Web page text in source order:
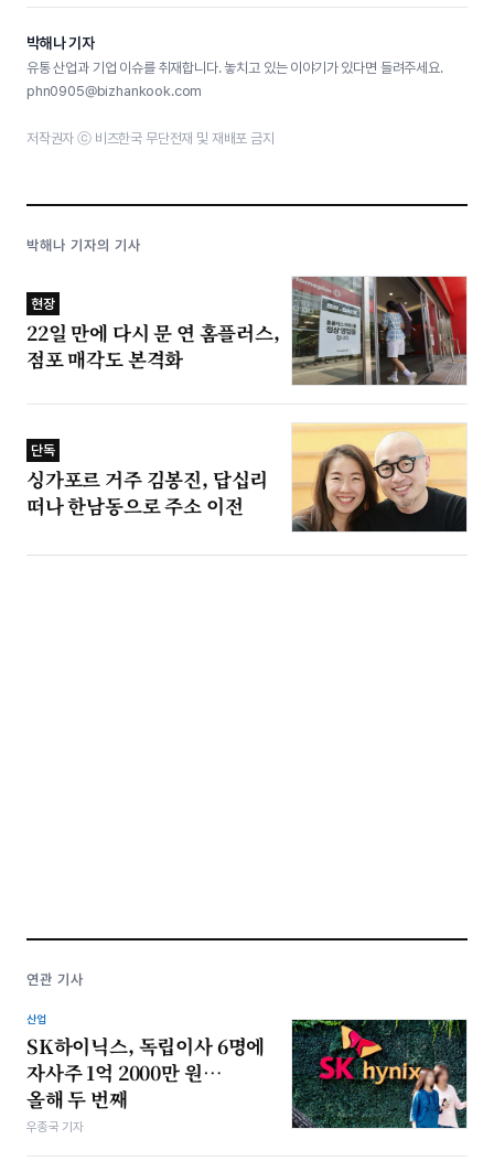
박해나 기자
유통 산업과 기업 이슈를 취재합니다. 놓치고 있는 이야기가 있다면 들려주세요.
phn0905@bizhankook.com
저작권자 ⓒ 비즈한국 무단전재 및 재배포 금지
박해나 기자의 기사
현장
22일 만에 다시 문 연 홈플러스,
점포 매각도 본격화
단독
싱가포르 거주 김봉진, 답십리
떠나 한남동으로 주소 이전
연관 기사
산업
SK하이닉스, 독립이사 6명에
자사주 1억 2000만 원…
올해 두 번째
우종국 기자